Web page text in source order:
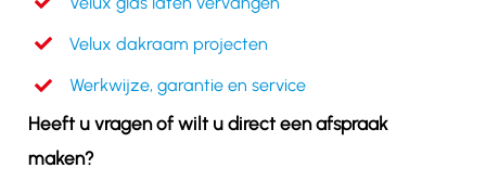
Velux dakraam projecten
Werkwijze, garantie en service
Heeft u vragen of wilt u direct een afspraak
maken?